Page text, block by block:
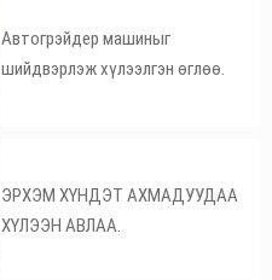
Автогрэйдер машиныг
шийдвэрлэж хүлээлгэн өглөө.
ЭРХЭМ ХҮНДЭТ АХМАДУУДАА
ХҮЛЭЭН АВЛАА.